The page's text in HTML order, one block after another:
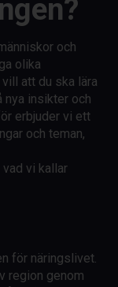
och
olika
att du ska lära
insikter och
erbjuder vi ett
och teman,
vi kallar
för näringslivet.
region genom